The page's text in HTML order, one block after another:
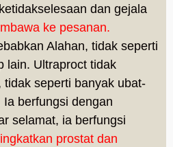
dan gejala
ke pesanan.
Alahan, tidak seperti
lain. Ultraproct tidak
tidak seperti banyak ubat-
berfungsi dengan
selamat, ia berfungsi
prostat dan